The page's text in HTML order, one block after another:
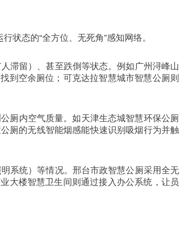
状态的“全方位、无死角”感知网络。
滞留）、甚至跌倒等状态。例如广州浔峰山
到空余厕位；可克达拉智慧城市智慧公厕则
厕内空气质量。如天津生态城智慧环保公厕
厕的无线智能烟感能快速识别吸烟行为并触
系统）等情况。邢台市政智慧公厕采用全无
大楼智慧卫生间则通过接入办公系统，让员